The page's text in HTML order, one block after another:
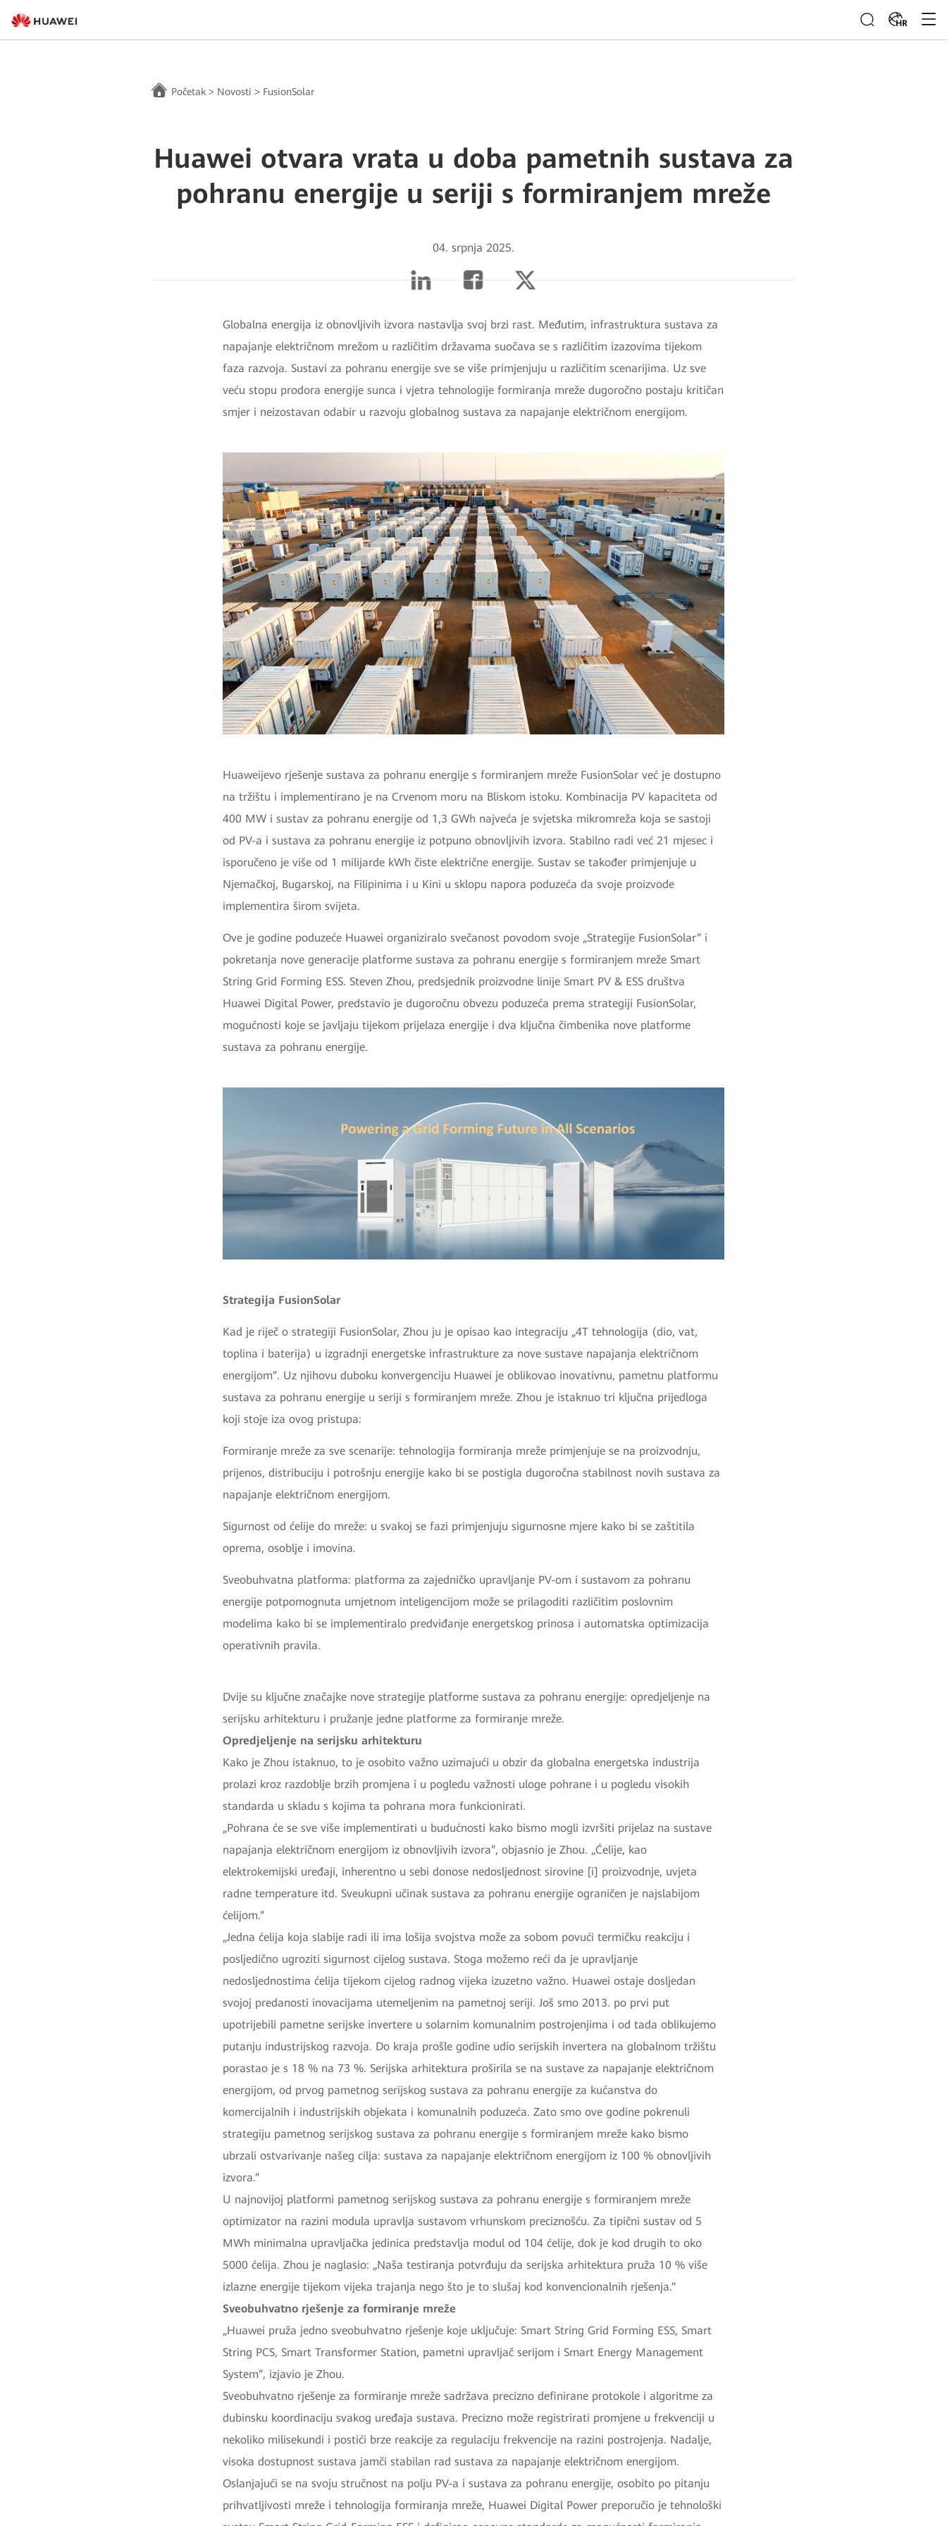
HR
Početak > Novosti > FusionSolar
Huawei otvara vrata u doba pametnih sustava za
pohranu energije u seriji s formiranjem mreže
04. srpnja 2025.
Globalna energija iz obnovljivih izvora nastavlja svoj brzi rast. Međutim, infrastruktura sustava za
napajanje električnom mrežom u različitim državama suočava se s različitim izazovima tijekom
faza razvoja. Sustavi za pohranu energije sve se više primjenjuju u različitim scenarijima. Uz sve
veću stopu prodora energije sunca i vjetra tehnologije formiranja mreže dugoročno postaju kritičan
smjer i neizostavan odabir u razvoju globalnog sustava za napajanje električnom energijom.
Huaweijevo rješenje sustava za pohranu energije s formiranjem mreže FusionSolar već je dostupno
na tržištu i implementirano je na Crvenom moru na Bliskom istoku. Kombinacija PV kapaciteta od
400 MW i sustav za pohranu energije od 1,3 GWh najveća je svjetska mikromreža koja se sastoji
od PV-a i sustava za pohranu energije iz potpuno obnovljivih izvora. Stabilno radi već 21 mjesec i
isporučeno je više od 1 milijarde kWh čiste električne energije. Sustav se također primjenjuje u
Njemačkoj, Bugarskoj, na Filipinima i u Kini u sklopu napora poduzeća da svoje proizvode
implementira širom svijeta.
Ove je godine poduzeće Huawei organiziralo svečanost povodom svoje „Strategije FusionSolar” i
pokretanja nove generacije platforme sustava za pohranu energije s formiranjem mreže Smart
String Grid Forming ESS. Steven Zhou, predsjednik proizvodne linije Smart PV & ESS društva
Huawei Digital Power, predstavio je dugoročnu obvezu poduzeća prema strategiji FusionSolar,
mogućnosti koje se javljaju tijekom prijelaza energije i dva ključna čimbenika nove platforme
sustava za pohranu energije.
Strategija FusionSolar
Kad je riječ o strategiji FusionSolar, Zhou ju je opisao kao integraciju „4T tehnologija (dio, vat,
toplina i baterija) u izgradnji energetske infrastrukture za nove sustave napajanja električnom
energijom”. Uz njihovu duboku konvergenciju Huawei je oblikovao inovativnu, pametnu platformu
sustava za pohranu energije u seriji s formiranjem mreže. Zhou je istaknuo tri ključna prijedloga
koji stoje iza ovog pristupa:
Formiranje mreže za sve scenarije: tehnologija formiranja mreže primjenjuje se na proizvodnju,
prijenos, distribuciju i potrošnju energije kako bi se postigla dugoročna stabilnost novih sustava za
napajanje električnom energijom.
Sigurnost od ćelije do mreže: u svakoj se fazi primjenjuju sigurnosne mjere kako bi se zaštitila
oprema, osoblje i imovina.
Sveobuhvatna platforma: platforma za zajedničko upravljanje PV-om i sustavom za pohranu
energije potpomognuta umjetnom inteligencijom može se prilagoditi različitim poslovnim
modelima kako bi se implementiralo predviđanje energetskog prinosa i automatska optimizacija
operativnih pravila.
Dvije su ključne značajke nove strategije platforme sustava za pohranu energije: opredjeljenje na
serijsku arhitekturu i pružanje jedne platforme za formiranje mreže.
Opredjeljenje na serijsku arhitekturu
Kako je Zhou istaknuo, to je osobito važno uzimajući u obzir da globalna energetska industrija
prolazi kroz razdoblje brzih promjena i u pogledu važnosti uloge pohrane i u pogledu visokih
standarda u skladu s kojima ta pohrana mora funkcionirati.
„Pohrana će se sve više implementirati u budućnosti kako bismo mogli izvršiti prijelaz na sustave
napajanja električnom energijom iz obnovljivih izvora”, objasnio je Zhou. „Ćelije, kao
elektrokemijski uređaji, inherentno u sebi donose nedosljednost sirovine [i] proizvodnje, uvjeta
radne temperature itd. Sveukupni učinak sustava za pohranu energije ograničen je najslabijom
ćelijom.”
„Jedna ćelija koja slabije radi ili ima lošija svojstva može za sobom povući termičku reakciju i
posljedično ugroziti sigurnost cijelog sustava. Stoga možemo reći da je upravljanje
nedosljednostima ćelija tijekom cijelog radnog vijeka izuzetno važno. Huawei ostaje dosljedan
svojoj predanosti inovacijama utemeljenim na pametnoj seriji. Još smo 2013. po prvi put
upotrijebili pametne serijske invertere u solarnim komunalnim postrojenjima i od tada oblikujemo
putanju industrijskog razvoja. Do kraja prošle godine udio serijskih invertera na globalnom tržištu
porastao je s 18 % na 73 %. Serijska arhitektura proširila se na sustave za napajanje električnom
energijom, od prvog pametnog serijskog sustava za pohranu energije za kućanstva do
komercijalnih i industrijskih objekata i komunalnih poduzeća. Zato smo ove godine pokrenuli
strategiju pametnog serijskog sustava za pohranu energije s formiranjem mreže kako bismo
ubrzali ostvarivanje našeg cilja: sustava za napajanje električnom energijom iz 100 % obnovljivih
izvora.”
U najnovijoj platformi pametnog serijskog sustava za pohranu energije s formiranjem mreže
optimizator na razini modula upravlja sustavom vrhunskom preciznošću. Za tipični sustav od 5
MWh minimalna upravljačka jedinica predstavlja modul od 104 ćelije, dok je kod drugih to oko
5000 ćelija. Zhou je naglasio: „Naša testiranja potvrđuju da serijska arhitektura pruža 10 % više
izlazne energije tijekom vijeka trajanja nego što je to slušaj kod konvencionalnih rješenja.”
Sveobuhvatno rješenje za formiranje mreže
„Huawei pruža jedno sveobuhvatno rješenje koje uključuje: Smart String Grid Forming ESS, Smart
String PCS, Smart Transformer Station, pametni upravljač serijom i Smart Energy Management
System”, izjavio je Zhou.
Sveobuhvatno rješenje za formiranje mreže sadržava precizno definirane protokole i algoritme za
dubinsku koordinaciju svakog uređaja sustava. Precizno može registrirati promjene u frekvenciji u
nekoliko milisekundi i postići brze reakcije za regulaciju frekvencije na razini postrojenja. Nadalje,
visoka dostupnost sustava jamči stabilan rad sustava za napajanje električnom energijom.
Oslanjajući se na svoju stručnost na polju PV-a i sustava za pohranu energije, osobito po pitanju
prihvatljivosti mreže i tehnologija formiranja mreže, Huawei Digital Power preporučio je tehnološki